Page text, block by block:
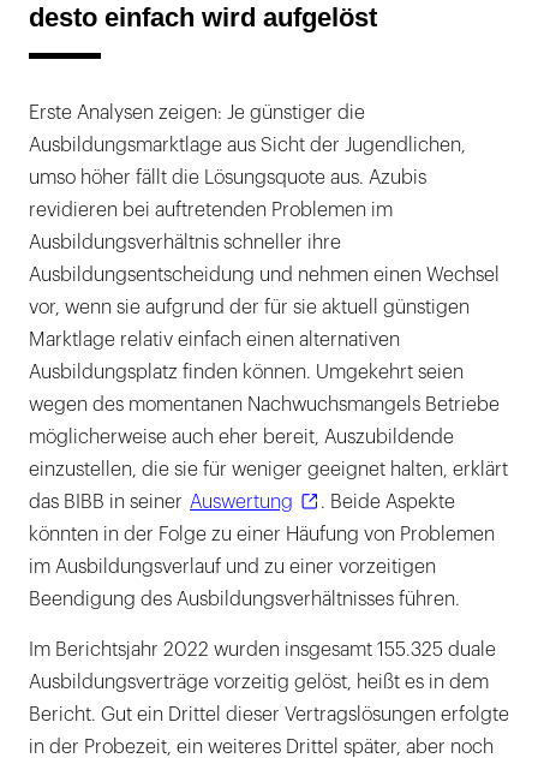
desto einfach wird aufgelöst
Erste Analysen zeigen: Je günstiger die
Ausbildungsmarktlage aus Sicht der Jugendlichen,
umso höher fällt die Lösungsquote aus. Azubis
revidieren bei auftretenden Problemen im
Ausbildungsverhältnis schneller ihre
Ausbildungsentscheidung und nehmen einen Wechsel
vor, wenn sie aufgrund der für sie aktuell günstigen
Marktlage relativ einfach einen alternativen
Ausbildungsplatz finden können. Umgekehrt seien
wegen des momentanen Nachwuchsmangels Betriebe
möglicherweise auch eher bereit, Auszubildende
einzustellen, die sie für weniger geeignet halten, erklärt
das BIBB in seiner Auswertung
. Beide Aspekte
könnten in der Folge zu einer Häufung von Problemen
im Ausbildungsverlauf und zu einer vorzeitigen
Beendigung des Ausbildungsverhältnisses führen.
Im Berichtsjahr 2022 wurden insgesamt 155.325 duale
Ausbildungsverträge vorzeitig gelöst, heißt es in dem
Bericht. Gut ein Drittel dieser Vertragslösungen erfolgte
in der Probezeit, ein weiteres Drittel später, aber noch